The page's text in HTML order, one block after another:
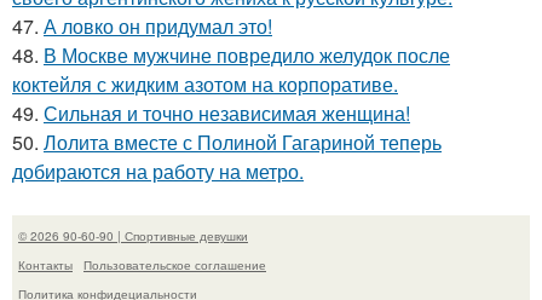
47. А ловко он придумал это!
48. В Москве мужчине повредило желудок после
коктейля с жидким азотом на корпоративе.
49. Сильная и точно независимая женщина!
50. Лолита вместе с Полиной Гагариной теперь
добираются на работу на метро.
© 2026 90-60-90 | Спортивные девушки
Контакты
Пользовательское соглашение
Политика конфидециальности